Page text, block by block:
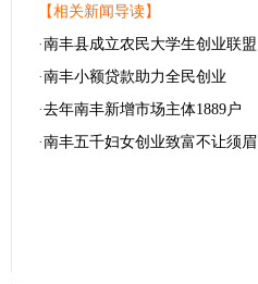
【相关新闻导读】
·南丰县成立农民大学生创业联盟
·南丰小额贷款助力全民创业
·去年南丰新增市场主体1889户
·南丰五千妇女创业致富不让须眉